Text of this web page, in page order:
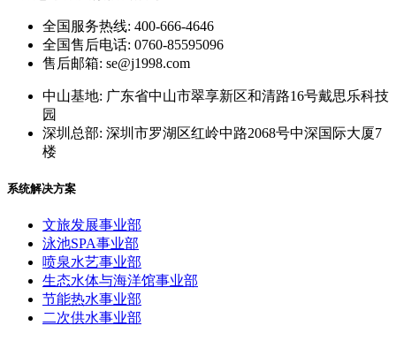
全国服务热线: 400-666-4646
全国售后电话: 0760-85595096
售后邮箱: se@j1998.com
中山基地: 广东省中山市翠享新区和清路16号戴思乐科技
园
深圳总部: 深圳市罗湖区红岭中路2068号中深国际大厦7
楼
系统解决方案
文旅发展事业部
泳池SPA事业部
喷泉水艺事业部
生态水体与海洋馆事业部
节能热水事业部
二次供水事业部